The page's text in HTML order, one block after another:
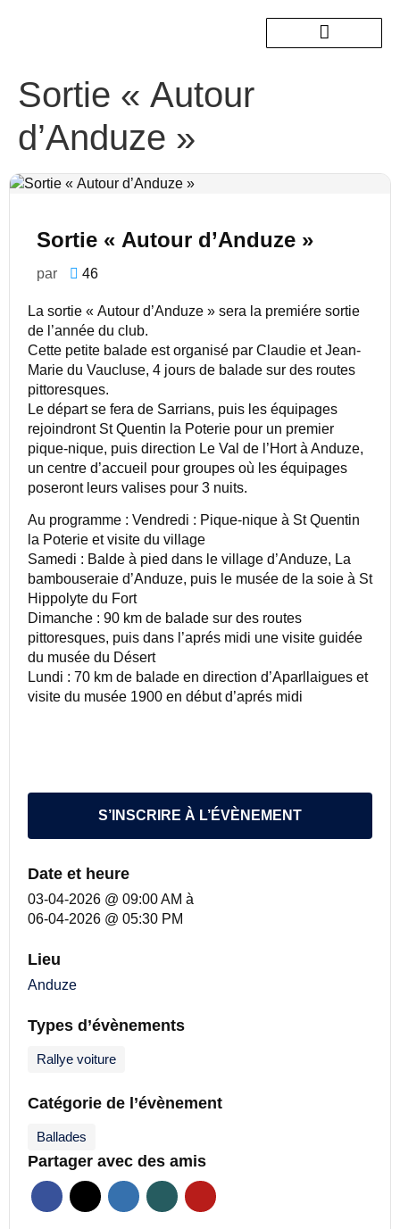
Sortie « Autour
d’Anduze »
Sortie « Autour d’Anduze »
par 46
La sortie « Autour d’Anduze » sera la premiére sortie
de l’année du club.
Cette petite balade est organisé par Claudie et Jean-
Marie du Vaucluse, 4 jours de balade sur des routes
pittoresques.
Le départ se fera de Sarrians, puis les équipages
rejoindront St Quentin la Poterie pour un premier
pique-nique, puis direction Le Val de l’Hort à Anduze,
un centre d’accueil pour groupes où les équipages
poseront leurs valises pour 3 nuits.
Au programme : Vendredi : Pique-nique à St Quentin
la Poterie et visite du village
Samedi : Balde à pied dans le village d’Anduze, La
bambouseraie d’Anduze, puis le musée de la soie à St
Hippolyte du Fort
Dimanche : 90 km de balade sur des routes
pittoresques, puis dans l’aprés midi une visite guidée
du musée du Désert
Lundi : 70 km de balade en direction d’Aparllaigues et
visite du musée 1900 en début d’aprés midi
S’INSCRIRE À L’ÉVÈNEMENT
Date et heure
03-04-2026 @ 09:00 AM à
06-04-2026 @ 05:30 PM
Lieu
Anduze
Types d’évènements
Rallye voiture
Catégorie de l’évènement
Ballades
Partager avec des amis